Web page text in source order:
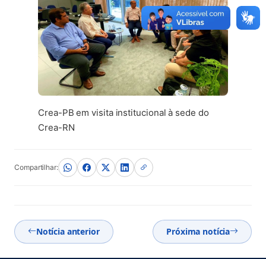
Crea-PB em visita institucional à sede do
Crea-RN
Compartilhar:
Notícia anterior Próxima notícia